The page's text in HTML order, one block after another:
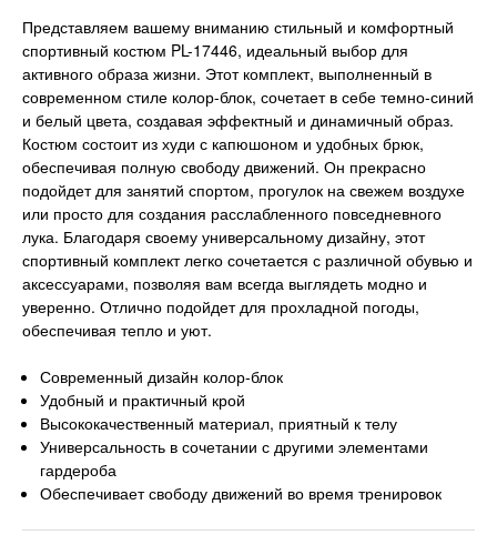
Представляем вашему вниманию стильный и комфортный
спортивный костюм PL-17446, идеальный выбор для
активного образа жизни. Этот комплект, выполненный в
современном стиле колор-блок, сочетает в себе темно-синий
и белый цвета, создавая эффектный и динамичный образ.
Костюм состоит из худи с капюшоном и удобных брюк,
обеспечивая полную свободу движений. Он прекрасно
подойдет для занятий спортом, прогулок на свежем воздухе
или просто для создания расслабленного повседневного
лука. Благодаря своему универсальному дизайну, этот
спортивный комплект легко сочетается с различной обувью и
аксессуарами, позволяя вам всегда выглядеть модно и
уверенно. Отлично подойдет для прохладной погоды,
обеспечивая тепло и уют.
Современный дизайн колор-блок
Удобный и практичный крой
Высококачественный материал, приятный к телу
Универсальность в сочетании с другими элементами
гардероба
Обеспечивает свободу движений во время тренировок